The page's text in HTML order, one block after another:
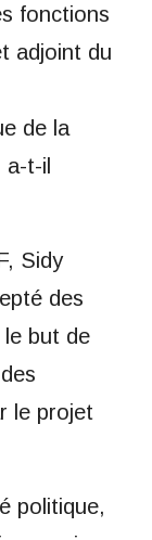
fonctions
adjoint du
de la
t-il
Sidy
des
le but de
le projet
politique,